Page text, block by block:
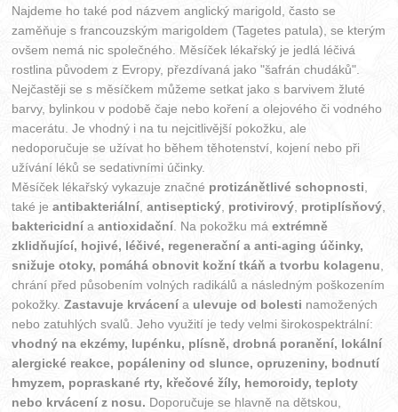
Najdeme ho také pod názvem anglický marigold, často se
zaměňuje s francouzským marigoldem (Tagetes patula), se kterým
ovšem nemá nic společného. Měsíček lékařský je jedlá léčivá
rostlina původem z Evropy, přezdívaná jako "šafrán chudáků".
Nejčastěji se s měsíčkem můžeme setkat jako s barvivem žluté
barvy, bylinkou v podobě čaje nebo koření a olejového či vodného
macerátu. Je vhodný i na tu nejcitlivější pokožku, ale
nedoporučuje se užívat ho během těhotenství, kojení nebo při
užívání léků se sedativními účinky.
Měsíček lékařský vykazuje značné protizánětlivé schopnosti,
také jeantibakteriální,antiseptický, protivirový, protiplísňový,
baktericidní aantioxidační. Na pokožku máextrémně
zklidňující, hojivé, léčivé, regenerační a anti-aging účinky,
snižuje otoky, pomáhá obnovit kožní tkáň a tvorbu kolagenu,
chrání před působením volných radikálů a následným poškozením
pokožky.Zastavuje krvácení a ulevuje od bolesti namožených
nebo zatuhlých svalů. Jeho využití je tedy velmi širokospektrální:
vhodný na ekzémy, lupénku, plísně, drobná poranění, lokální
alergické reakce, popáleniny od slunce, opruzeniny, bodnutí
hmyzem, popraskané rty, křečové žíly, hemoroidy, teploty
nebo krvácení z nosu. Doporučuje se hlavně na dětskou,